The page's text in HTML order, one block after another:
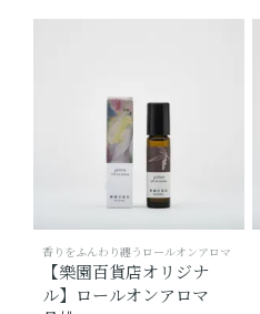
香りをふんわり纏うロールオンアロマ
【樂園百貨店オリジナ
ル】ロールオンアロマ